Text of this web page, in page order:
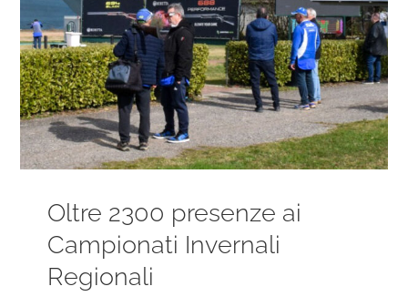
Oltre 2300 presenze ai
Campionati Invernali
Regionali